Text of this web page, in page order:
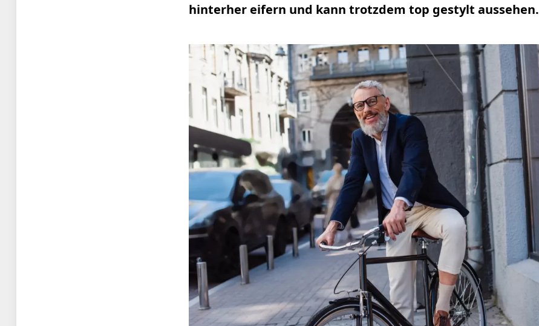
hinterher eifern und kann trotzdem top gestylt aussehen.